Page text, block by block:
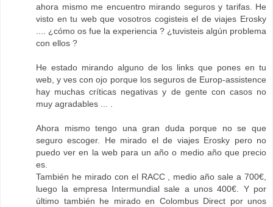
ahora mismo me encuentro mirando seguros y tarifas. He
visto en tu web que vosotros cogisteis el de viajes Erosky
.... ¿cómo os fue la experiencia ? ¿tuvisteis algún problema
con ellos ?
He estado mirando alguno de los links que pones en tu
web, y ves con ojo porque los seguros de Europ-assistence
hay muchas críticas negativas y de gente con casos no
muy agradables ... .
Ahora mismo tengo una gran duda porque no se que
seguro escoger. He mirado el de viajes Erosky pero no
puedo ver en la web para un año o medio año que precio
es.
También he mirado con el RACC , medio año sale a 700€,
luego la empresa Intermundial sale a unos 400€. Y por
último también he mirado en Colombus Direct por unos